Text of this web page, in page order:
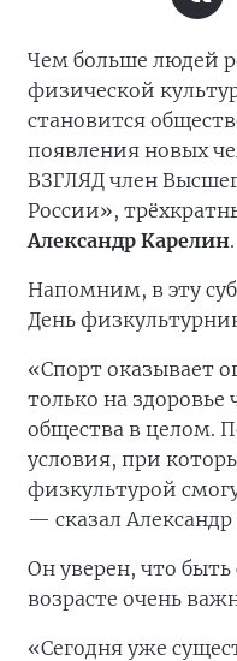
Чем больше людей
физической
становится
появления новых
ВЗГЛЯД член
России»,
Александр Карелин.
Напомним, в эту
День
«Спорт оказывает
только на здоровье
общества в целом.
условия, при
физкультурой
— сказал
Он уверен, что
возрасте очень
«Сегодня уже